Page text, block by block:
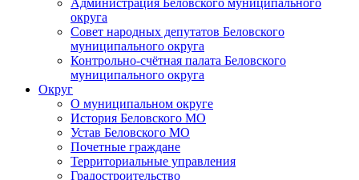
Администрация Беловского муниципального
округа
Совет народных депутатов Беловского
муниципального округа
Контрольно-счётная палата Беловского
муниципального округа
Округ
О муниципальном округе
История Беловского МО
Устав Беловского МО
Почетные граждане
Территориальные управления
Градостроительство